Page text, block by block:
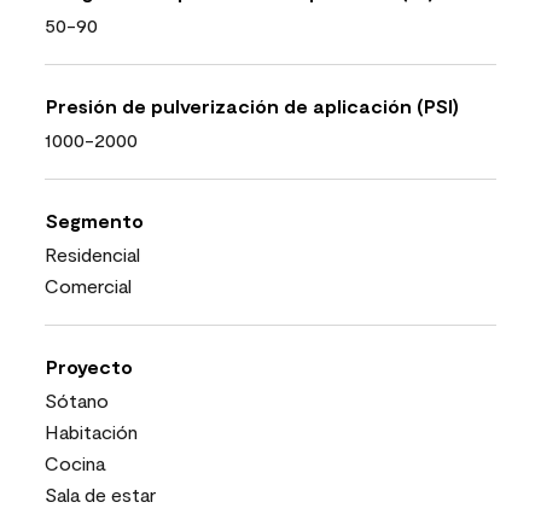
50-90
Presión de pulverización de aplicación (PSI)
1000-2000
Segmento
Residencial
Comercial
Proyecto
Sótano
Habitación
Cocina
Sala de estar